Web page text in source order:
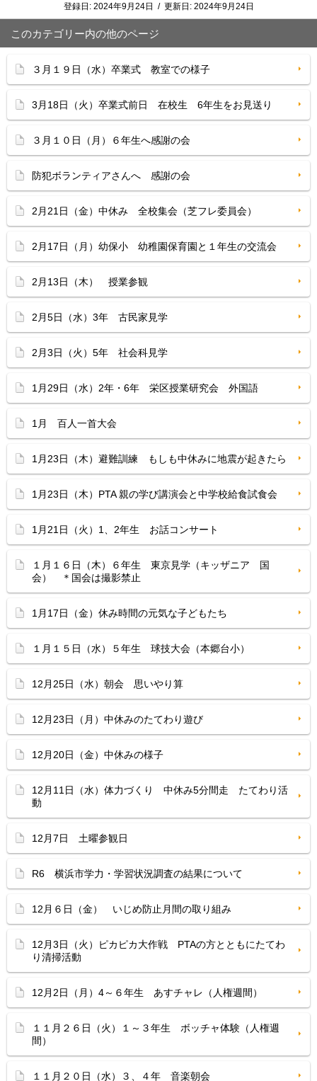
登録日: 2024年9月24日 / 更新日: 2024年9月24日
このカテゴリー内の他のページ
３月１９日（水）卒業式 教室での様子
3月18日（火）卒業式前日 在校生 6年生をお見送り
３月１０日（月）６年生へ感謝の会
防犯ボランティアさんへ 感謝の会
2月21日（金）中休み 全校集会（芝フレ委員会）
2月17日（月）幼保小 幼稚園保育園と１年生の交流会
2月13日（木） 授業参観
2月5日（水）3年 古民家見学
2月3日（火）5年 社会科見学
1月29日（水）2年・6年 栄区授業研究会 外国語
1月 百人一首大会
1月23日（木）避難訓練 もしも中休みに地震が起きたら
1月23日（木）PTA 親の学び講演会と中学校給食試食会
1月21日（火）1、2年生 お話コンサート
１月１６日（木）６年生 東京見学（キッザニア 国
会） ＊国会は撮影禁止
1月17日（金）休み時間の元気な子どもたち
１月１５日（水）５年生 球技大会（本郷台小）
12月25日（水）朝会 思いやり算
12月23日（月）中休みのたてわり遊び
12月20日（金）中休みの様子
12月11日（水）体力づくり 中休み5分間走 たてわり活
動
12月7日 土曜参観日
R6 横浜市学力・学習状況調査の結果について
12月６日（金） いじめ防止月間の取り組み
12月3日（火）ピカピカ大作戦 PTAの方とともにたてわ
り清掃活動
12月2日（月）4～６年生 あすチャレ（人権週間）
１１月２６日（火）１～３年生 ボッチャ体験（人権週
間）
１１月２０日（水）３、４年 音楽朝会